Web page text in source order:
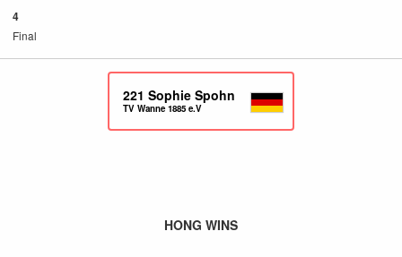
4
Final
221 Sophie Spohn
TV Wanne 1885 e.V
HONG WINS